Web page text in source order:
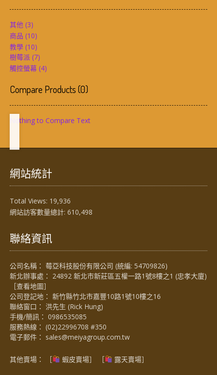
其他 (3)
商品 (10)
教學 (10)
樹莓派 (7)
觸控螢幕 (4)
Compare Products(0)
Nothing to Compare Text
網站統計
Total Views: 19,936
網站訪客數量總計: 610,498
聯絡資訊
公司名稱： 莓亞科技股份有限公司 (統編: 54709826)
新北辦事處： 24892 新北市新莊區五權一路1號8樓之1 (忠孝大廈)
［查看地圖］
公司登記地： 新竹縣竹北市嘉豐10路1號10樓之16
聯絡窗口： 洪先生 (Rick Hung)
手機/簡訊： 0986535085
服務熱線： (02)22996708 #350
電子郵件： sales@meiyagroup.com.tw
其他賣場： ［ 蝦皮賣場］ ［ 露天賣場］